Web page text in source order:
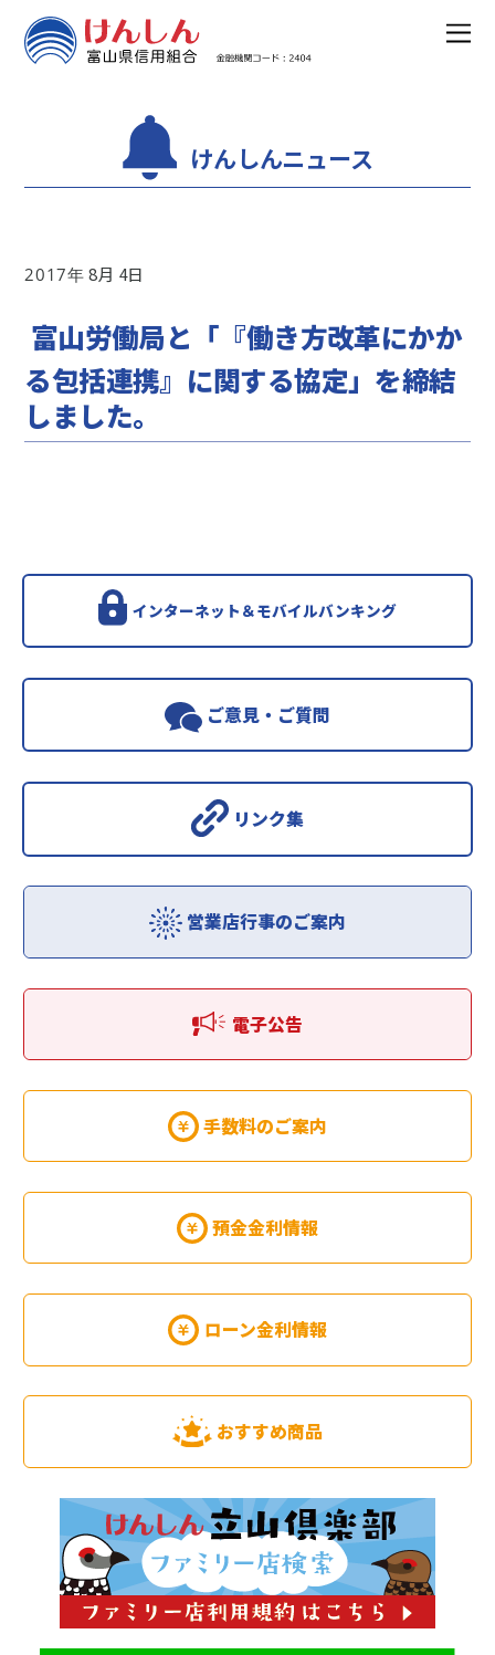
けんしんニュース
2017 8 4
富山労働局と「『働き方改革にかか
る包括連携』に関する協定」を締結
しました。
インターネット＆モバイルバンキング
ご意見・ご質問
リンク集
営業店行事のご案内
電子公告
手数料のご案内
預金金利情報
ローン金利情報
おすすめ商品